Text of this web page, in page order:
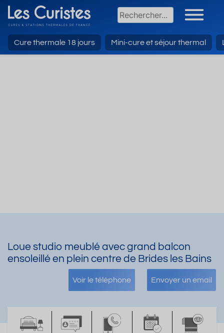
Cure thermale 18 jours Mini-cure et séjour thermal
Loue studio meublé avec grand balcon
ensoleillé en plein centre de Brides les Bains
Voir le téléphone Envoyer un email